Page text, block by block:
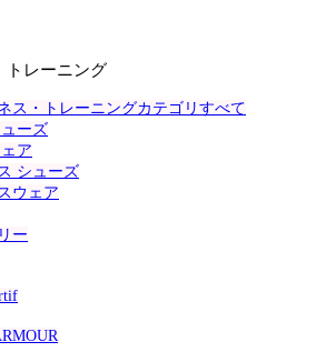
トレーニング
ス・トレーニングカテゴリすべて
ーズ
ア
シューズ
ウェア
ー